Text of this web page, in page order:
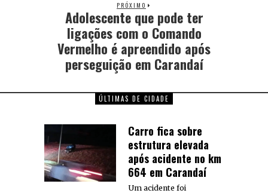
PRÓXIMO
Adolescente que pode ter
ligações com o Comando
Vermelho é apreendido após
perseguição em Carandaí
ÚLTIMAS DE CIDADE
Carro fica sobre
estrutura elevada
após acidente no km
664 em Carandaí
Um acidente foi